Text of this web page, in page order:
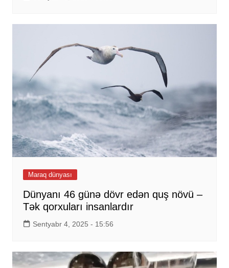
Maraq dünyası
Dünyanı 46 günə dövr edən quş növü –
Tək qorxuları insanlardır
Sentyabr 4, 2025 - 15:56